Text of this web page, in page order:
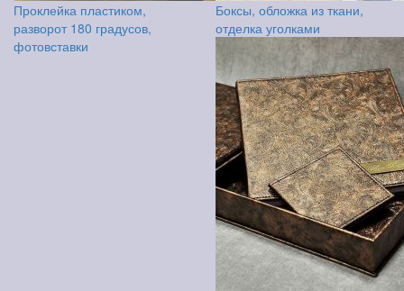
Проклейка пластиком,
разворот 180 градусов,
фотовставки
Боксы, обложка из ткани,
отделка уголками